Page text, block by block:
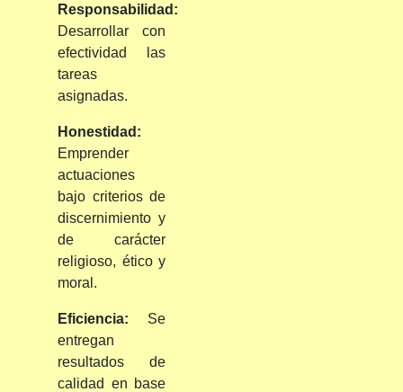
Responsabilidad:
Desarrollar con
efectividad las
tareas
asignadas.
Honestidad:
Emprender
actuaciones
bajo criterios de
discernimiento y
de carácter
religioso, ético y
moral.
Eficiencia: Se
entregan
resultados de
calidad en base